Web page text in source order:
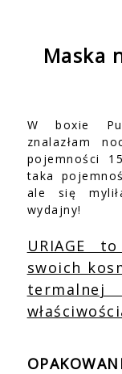
Maska
W boxie
znalazłam
pojemności
taka
ale się
wydajny!
URIAGE
swoich